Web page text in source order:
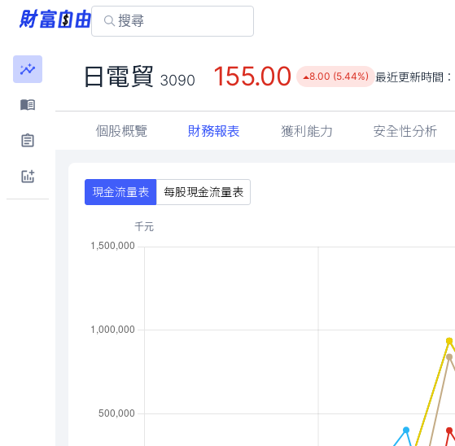
日電貿 3090 155.00 8.00 (5.44%) 最近更新時間：
個股概覽 財務報表 獲利能力 安全性分析
現金流量表 每股現金流量表